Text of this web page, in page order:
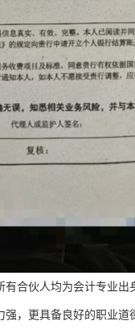
合伙人均为会计专业出
，更具备良好的职业